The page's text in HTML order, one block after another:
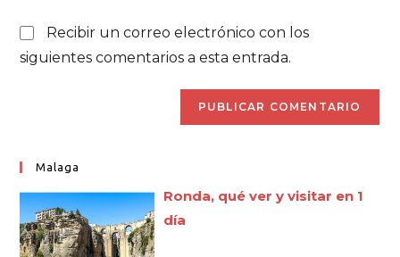
Recibir un correo electrónico con los
siguientes comentarios a esta entrada.
Malaga
Ronda, qué ver y visitar en 1
día